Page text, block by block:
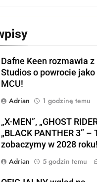
Dafne Keen rozmawia z
Studios o powrocie jako
MCU!
Adrian
1 godzinę temu
„X-MEN”, „GHOST
„BLACK PANTHER 3” –
zobaczymy w 2028 roku!
Adrian
5 godzin temu